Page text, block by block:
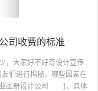
司收费的标准
大家好不好奇设计宣传
们进行揭秘，哪些因素在
业画册设计公司 1、具体